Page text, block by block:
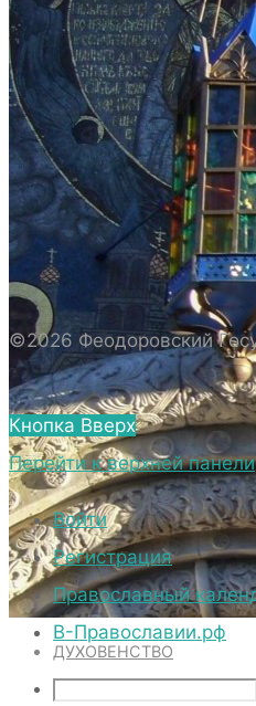
О СОБОРЕ
ИСТОРИЯ СОБОРА
ИСТОРИЯ
СОБОРА
ПОЛОЖЕНИЕ
ВНЕШНИЙ ВИД
ВНЕШНИЙ
ВЕРХНИЙ
ГОСУДАРЕВА
НИЖНИЙ
ГОСУДАРЕВА
ТЕРРИТОРИЯ
ДУХОВЕНСТВО
©2026 Феодоровский
Кнопка Вверх
Перейти к верхней панели
Войти
Регистрация
Православный
В-Православии.рф